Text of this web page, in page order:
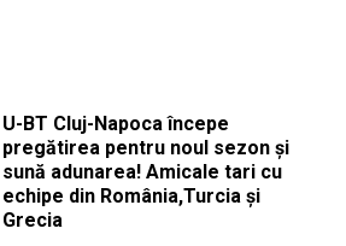
U-BT Cluj-Napoca începe
pregătirea pentru noul sezon și
sună adunarea! Amicale tari cu
echipe din România,Turcia și
Grecia